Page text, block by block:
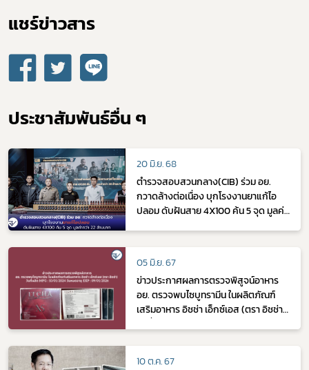
แชร์ข่าวสาร​
ประชาสัมพันธ์อื่น ๆ
20 มิ.ย. 68
ตำรวจสอบสวนกลาง(CIB) ร่วม อย.
กวาดล้างต่อเนื่อง บุกโรงงานยาแก้ไอ
ปลอม ดับฝันสาย 4X100 ค้น 5 จุด มูลค่า
05 มิ.ย. 67
ข่าวประกาศผลการตรวจพิสูจน์อาหาร
อย. ตรวจพบไซบูทรามีน ในผลิตภัณฑ์
เสริมอาหาร อิชช่า เอ็กซ์เอส (ตรา อิชช่า)
10 ต.ค. 67